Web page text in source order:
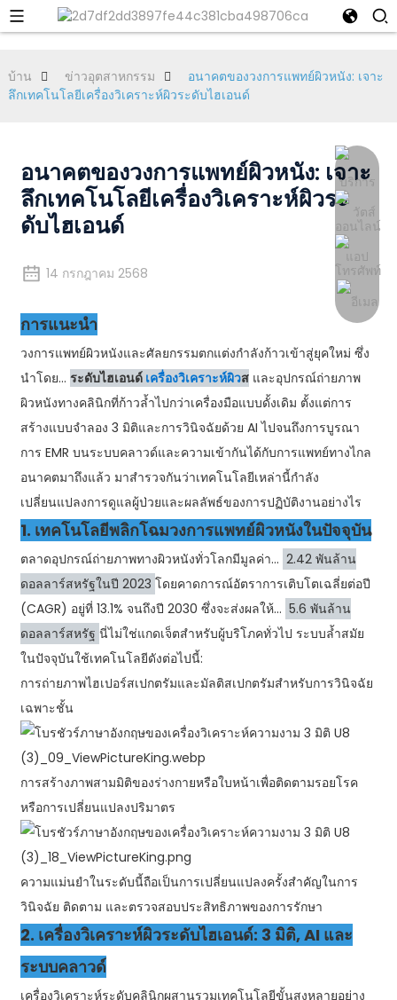
บ้าน ข่าวอุตสาหกรรม
อนาคตของวงการแพทย์ผิวหนัง: เจาะ
ลึกเทคโนโลยีเครื่องวิเคราะห์ผิวระดับไฮเอนด์
อนาคตของวงการแพทย์ผิวหนัง: เจาะ
ลึกเทคโนโลยีเครื่องวิเคราะห์ผิวระ
ดับไฮเอนด์
14 กรกฎาคม 2568
การแนะนำ
วงการแพทย์ผิวหนังและศัลยกรรมตกแต่งกำลังก้าวเข้าสู่ยุคใหม่ ซึ่ง
นำโดย... ระดับไฮเอนด์ เครื่องวิเคราะห์ผิวสและอุปกรณ์ถ่ายภาพ
ผิวหนังทางคลินิกที่ก้าวล้ำไปกว่าเครื่องมือแบบดั้งเดิม ตั้งแต่การ
สร้างแบบจำลอง 3 มิติและการวินิจฉัยด้วย AI ไปจนถึงการบูรณา
การ EMR บนระบบคลาวด์และความเข้ากันได้กับการแพทย์ทางไกล
อนาคตมาถึงแล้ว มาสำรวจกันว่าเทคโนโลยีเหล่านี้กำลัง
เปลี่ยนแปลงการดูแลผู้ป่วยและผลลัพธ์ของการปฏิบัติงานอย่างไร
1. เทคโนโลยีพลิกโฉมวงการแพทย์ผิวหนังในปัจจุบัน
ตลาดอุปกรณ์ถ่ายภาพทางผิวหนังทั่วโลกมีมูลค่า... 2.42 พันล้าน
ดอลลาร์สหรัฐในปี 2023 โดยคาดการณ์อัตราการเติบโตเฉลี่ยต่อปี
(CAGR) อยู่ที่ 13.1% จนถึงปี 2030 ซึ่งจะส่งผลให้... 5.6 พันล้าน
ดอลลาร์สหรัฐ นี่ไม่ใช่แกดเจ็ตสำหรับผู้บริโภคทั่วไป ระบบล้ำสมัย
ในปัจจุบันใช้เทคโนโลยีดังต่อไปนี้:
การถ่ายภาพไฮเปอร์สเปกตรัมและมัลติสเปกตรัมสำหรับการวินิจฉัย
เฉพาะชั้น
การสร้างภาพสามมิติของร่างกายหรือใบหน้าเพื่อติดตามรอยโรค
หรือการเปลี่ยนแปลงปริมาตร
ความแม่นยำในระดับนี้ถือเป็นการเปลี่ยนแปลงครั้งสำคัญในการ
วินิจฉัย ติดตาม และตรวจสอบประสิทธิภาพของการรักษา
2. เครื่องวิเคราะห์ผิวระดับไฮเอนด์: 3 มิติ, AI และ
ระบบคลาวด์
เครื่องวิเคราะห์ระดับคลินิกผสานรวมเทคโนโลยีขั้นสูงหลายอย่าง